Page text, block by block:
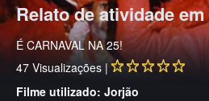
Relato de atividade
É CARNAVAL NA 25!
47 Visualizações |
Filme utilizado: Jorjão